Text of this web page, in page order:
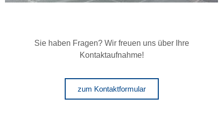
Sie haben Fragen? Wir freuen uns über Ihre
Kontaktaufnahme!
zum Kontaktformular